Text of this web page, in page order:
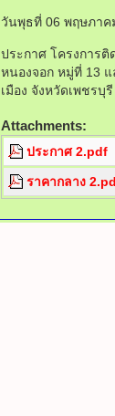
วันพุธที่ 06 พฤษภาค
ประกาศ โครงการ
หนองจอก หมู่ที่ 13
เมือง จังหวัดเพชรบุรี
Attachments:
ประกาศ 2.pdf
ราคากลาง